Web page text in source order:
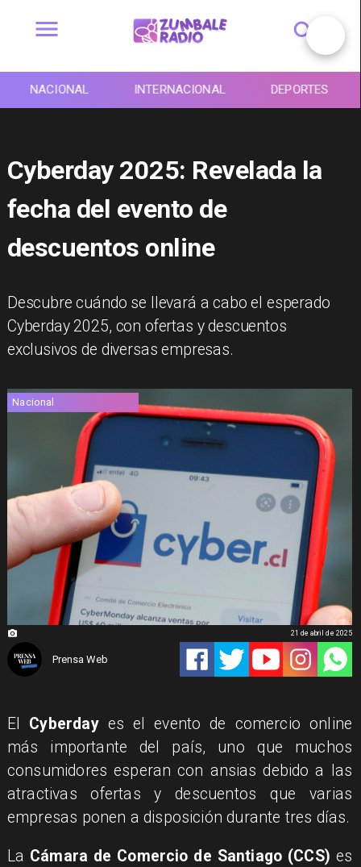
NACIONAL INTERNACIONAL DEPORTES
Cyberday 2025: Revelada la
fecha del evento de
descuentos online
Descubre cuándo se llevará a cabo el esperado
Cyberday 2025, con ofertas y descuentos
exclusivos de diversas empresas.
Nacional
Prensa Web
21 de abril de 2025
El Cyberdayes el evento de comercio online
más importante del país, uno que muchos
consumidores esperan con ansias debido a las
atractivas ofertas y descuentos que varias
empresas ponen a disposición durante tres días.
La Cámara de Comercio de Santiago (CCS) es